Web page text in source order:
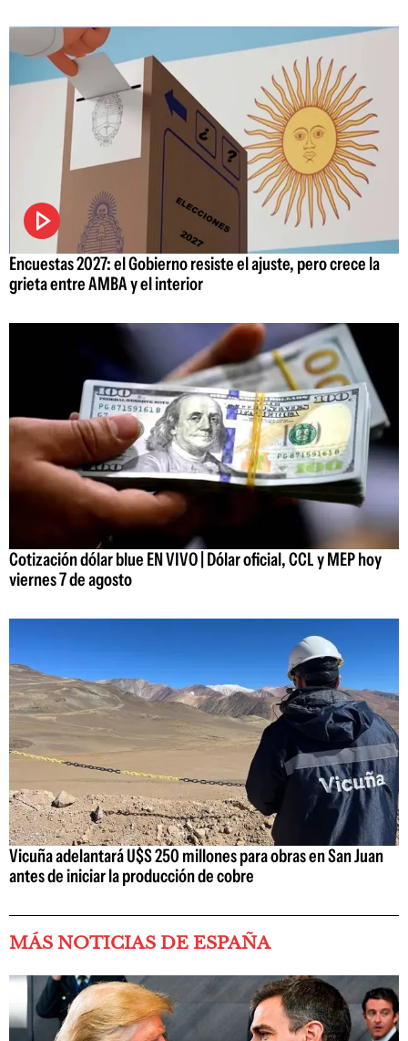
Encuestas 2027: el Gobierno resiste el ajuste, pero crece la
grieta entre AMBA y el interior
Cotización dólar blue EN VIVO | Dólar oficial, CCL y MEP hoy
viernes 7 de agosto
Vicuña adelantará U$S 250 millones para obras en San Juan
antes de iniciar la producción de cobre
MÁS NOTICIAS DE ESPAÑA